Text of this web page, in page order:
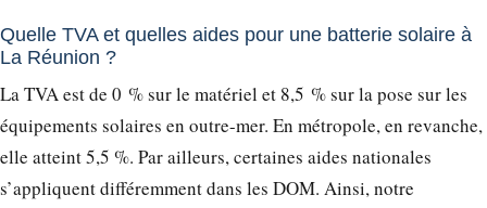
Quelle TVA et quelles aides pour une batterie solaire à
La Réunion ?
La TVA est de 0 % sur le matériel et 8,5 % sur la pose sur les
équipements solaires en outre-mer. En métropole, en revanche,
elle atteint 5,5 %. Par ailleurs, certaines aides nationales
s’appliquent différemment dans les DOM. Ainsi, notre